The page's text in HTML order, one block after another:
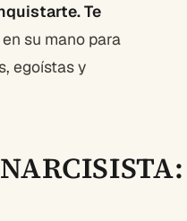
Te
su mano para
egoístas y